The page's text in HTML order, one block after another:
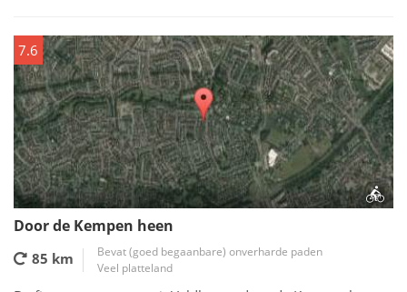
7.6
Door de Kempen heen
85 km
Bevat (goed begaanbare) onverharde paden
Veel platteland